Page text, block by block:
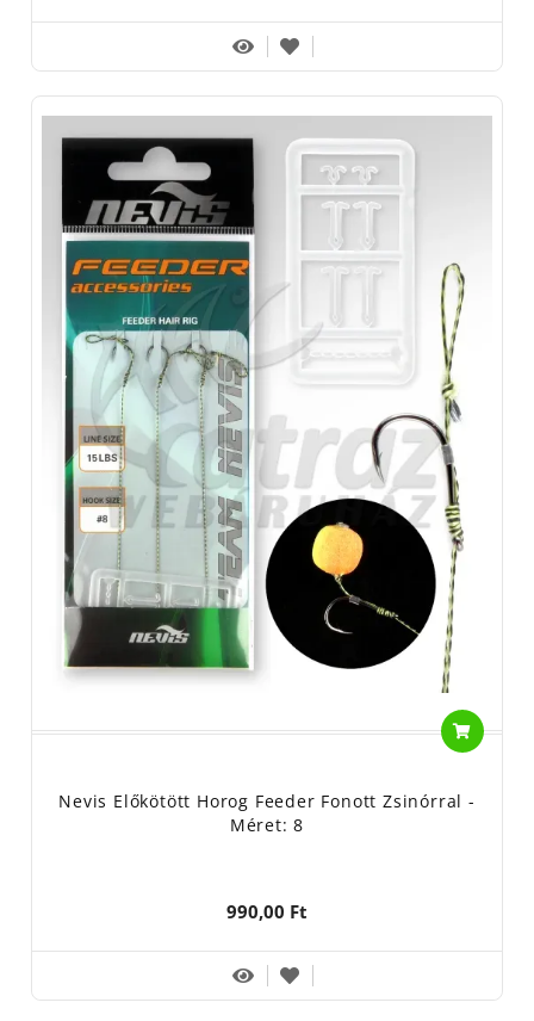
Nevis Előkötött Horog Feeder Fonott Zsinórral -
Méret: 8
990,00 Ft